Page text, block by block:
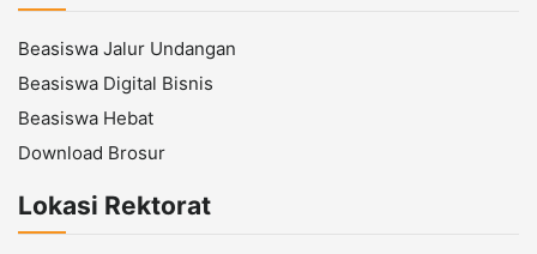
Beasiswa Jalur Undangan
Beasiswa Digital Bisnis
Beasiswa Hebat
Download Brosur
Lokasi Rektorat